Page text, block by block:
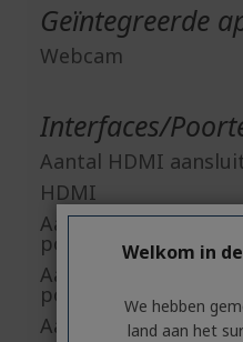
Geïntegreerde
Webcam
Interfaces/
Aantal HDMI
HDMI
Aantal USB 3.2 Gen
poorten
Aantal USB 3.2 Gen 2
poorten
Aantal USB 3.2 Gen
Welkom in
We hebben
land aan het